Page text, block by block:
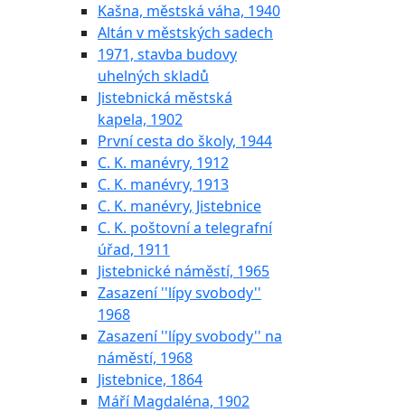
Kašna, městská váha, 1940
Altán v městských sadech
1971, stavba budovy
uhelných skladů
Jistebnická městská
kapela, 1902
První cesta do školy, 1944
C. K. manévry, 1912
C. K. manévry, 1913
C. K. manévry, Jistebnice
C. K. poštovní a telegrafní
úřad, 1911
Jistebnické náměstí, 1965
Zasazení ''lípy svobody''
1968
Zasazení ''lípy svobody'' na
náměstí, 1968
Jistebnice, 1864
Máří Magdaléna, 1902